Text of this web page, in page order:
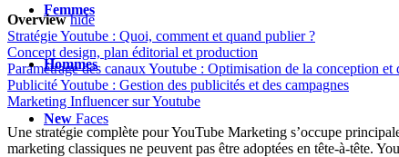
Femmes
Hommes
New Faces
Overview hide
Stratégie Youtube : Quoi, comment et quand publier ?
Concept design, plan éditorial et production
Paramétrage des canaux Youtube : Optimisation de la conception et
Publicité Youtube : Gestion des publicités et des campagnes
Marketing Influencer sur Youtube
Une stratégie complète pour YouTube Marketing s’occupe
marketing classiques ne peuvent pas être adoptées en tête-à-tête.